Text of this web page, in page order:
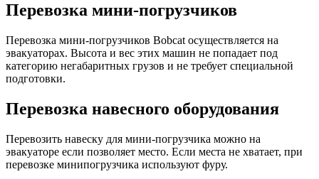
Перевозка мини-погрузчиков
Перевозка мини-погрузчиков Bobcat осуществляется на
эвакуаторах. Высота и вес этих машин не попадает под
категорию негабаритных грузов и не требует специальной
подготовки.
Перевозка навесного оборудования
Перевозить навеску для мини-погрузчика можно на
эвакуаторе если позволяет место. Если места не хватает, при
перевозке минипогрузчика используют фуру.